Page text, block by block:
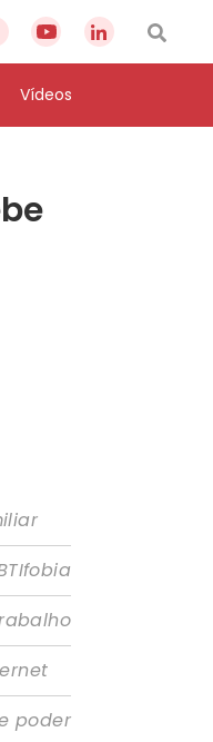
Vídeos
poder